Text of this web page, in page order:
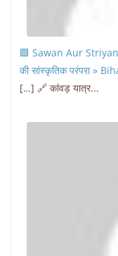
🟩 Sawan Aur Striyan
की सांस्कृतिक परंपरा »
[…] 🔗 कांवड़ यात्र...